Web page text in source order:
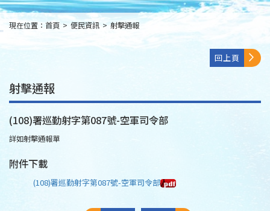
:::
現在位置： 首頁 > 便民資訊 > 射擊通報
回上頁
射擊通報
(108)署巡勤射字第087號-空軍司令部
詳如射擊通報單
附件下載
(108)署巡勤射字第087號-空軍司令部